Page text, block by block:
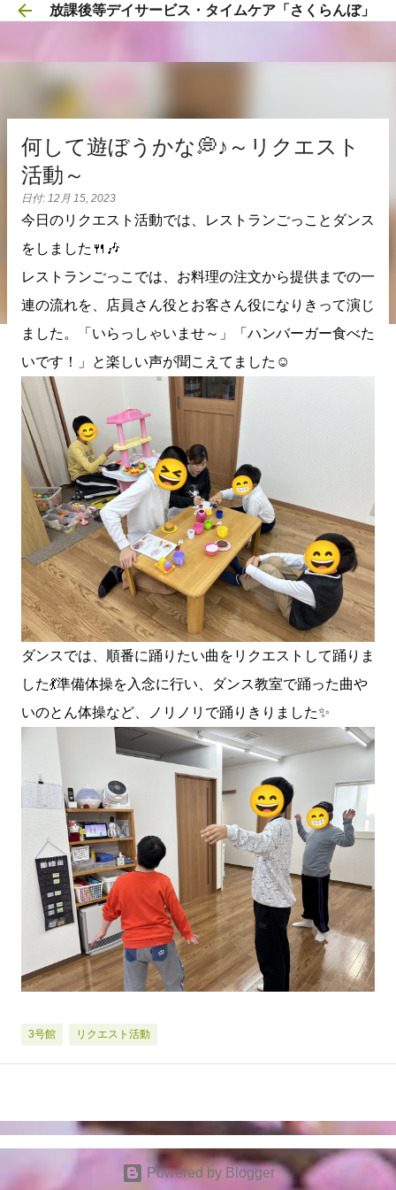
スキップしてメイン コンテンツに移動
放課後等デイサービス・タイムケア「さくらんぼ」
何して遊ぼうかな💭♪～リクエスト
活動～
日付: 12月 15, 2023
今日のリクエスト活動では、レストランごっことダンス
をしました🍴🎶
レストランごっこでは、お料理の注文から提供までの一
連の流れを、店員さん役とお客さん役になりきって演じ
ました。「いらっしゃいませ～」「ハンバーガー食べた
いです！」と楽しい声が聞こえてました☺️
ダンスでは、順番に踊りたい曲をリクエストして踊りま
した💃準備体操を入念に行い、ダンス教室で踊った曲や
いのとん体操など、ノリノリで踊りきりました✨
3号館 リクエスト活動
Powered by Blogger